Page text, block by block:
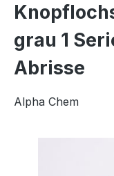
grau 1
Abrisse
Alpha Chem